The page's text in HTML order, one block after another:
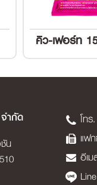
ำกัด
น
โทร
แฟ
อีเ